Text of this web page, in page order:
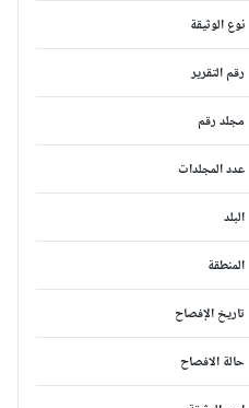
الوثيقة
التقرير
رقم
المجلدات
الإفصاح
الافصاح